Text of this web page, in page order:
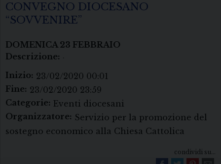
CONVEGNO DIOCESANO
“SOVVENIRE”
DOMENICA 23 FEBBRAIO
Descrizione: .
Inizio: 23/02/2020 00:01
Fine: 23/02/2020 23:59
Categorie: Eventi diocesani
Organizzatore: Servizio per la promozione del
sostegno economico alla Chiesa Cattolica
condividi su...